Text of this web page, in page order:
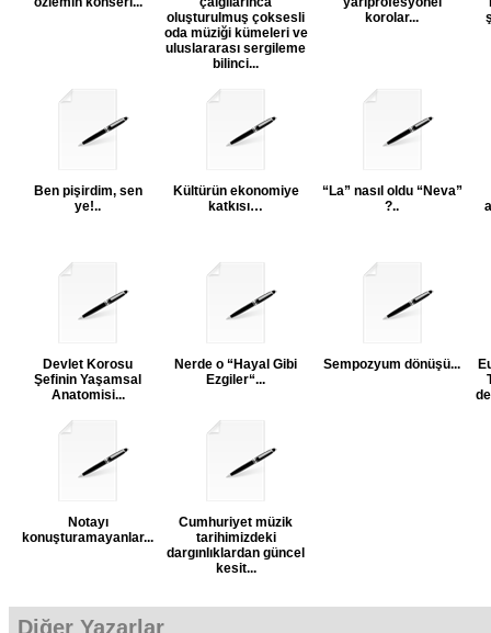
oluşturulmuş çoksesli
oda müziği kümeleri ve
uluslararası sergileme
bilinci...
korolar...
Ben pişirdim, sen
ye!..
Kültürün ekonomiye
katkısı…
“La” nasıl oldu “Neva”
?..
Devlet Korosu
Şefinin Yaşamsal
Anatomisi...
Nerde o “Hayal Gibi
Ezgiler“...
Sempozyum dönüşü...
Notayı
konuşturamayanlar...
Cumhuriyet müzik
tarihimizdeki
dargınlıklardan güncel
kesit...
Diğer Yazarlar